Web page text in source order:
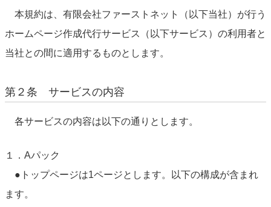
本規約は、有限会社ファーストネット（以下当社）が行う
ホームページ作成代行サービス（以下サービス）の利用者と
当社との間に適用するものとします。
第２条 サービスの内容
各サービスの内容は以下の通りとします。
１．Aパック
●トップページは1ページとします。以下の構成が含まれ
ます。